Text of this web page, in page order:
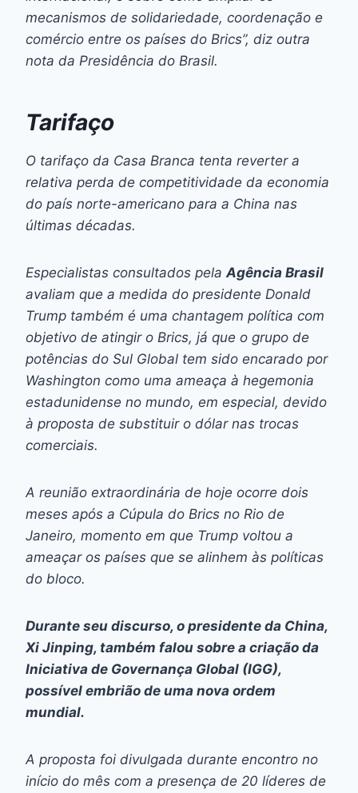
mecanismos de solidariedade, coordenação e
comércio entre os países do Brics”, diz outra
nota da Presidência do Brasil.
Tarifaço
O tarifaço da Casa Branca tenta reverter a
relativa perda de competitividade da economia
do país norte-americano para a China nas
últimas décadas.
Especialistas consultados pela Agência Brasil
avaliam que a medida do presidente Donald
Trump também é uma chantagem política com
objetivo de atingir o Brics, já que o grupo de
potências do Sul Global tem sido encarado por
Washington como uma ameaça à hegemonia
estadunidense no mundo, em especial, devido
à proposta de substituir o dólar nas trocas
comerciais.
A reunião extraordinária de hoje ocorre dois
meses após a Cúpula do Brics no Rio de
Janeiro, momento em que Trump voltou a
ameaçar os países que se alinhem às políticas
do bloco.
Durante seu discurso, o presidente da China,
Xi Jinping, também falou sobre a criação da
Iniciativa de Governança Global (IGG),
possível embrião de uma nova ordem
mundial.
A proposta foi divulgada durante encontro no
início do mês com a presença de 20 líderes de